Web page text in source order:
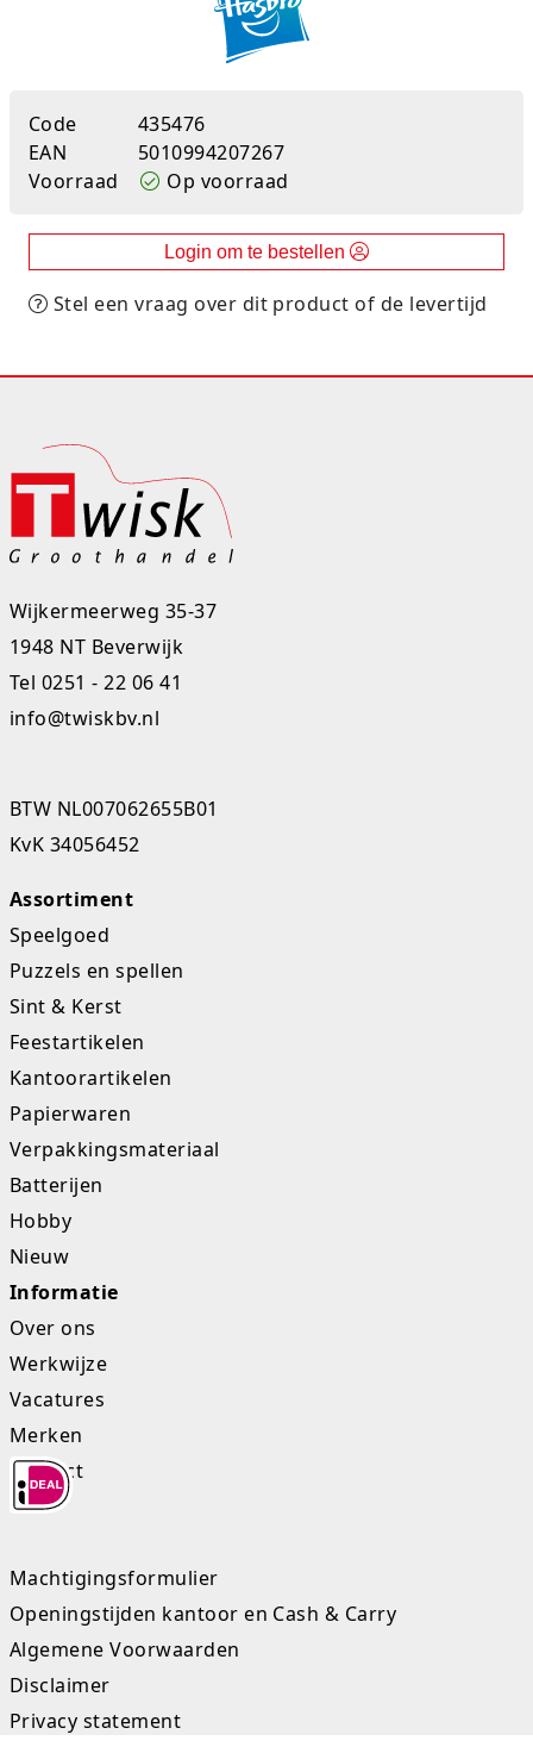
Code
435476
EAN
5010994207267
Voorraad
Op voorraad
Login om te bestellen
Stel een vraag over dit product of de levertijd
Wijkermeerweg 35-37
1948 NT Beverwijk
Tel 0251 - 22 06 41
info@twiskbv.nl
BTW NL007062655B01
KvK 34056452
Assortiment
Speelgoed
Puzzels en spellen
Sint & Kerst
Feestartikelen
Kantoorartikelen
Papierwaren
Verpakkingsmateriaal
Batterijen
Hobby
Nieuw
Informatie
Over ons
Werkwijze
Vacatures
Merken
Contact
Machtigingsformulier
Openingstijden kantoor en Cash & Carry
Algemene Voorwaarden
Disclaimer
Privacy statement
Stitch
Studio Circus
Unicorns
Winkel, keuken en huis